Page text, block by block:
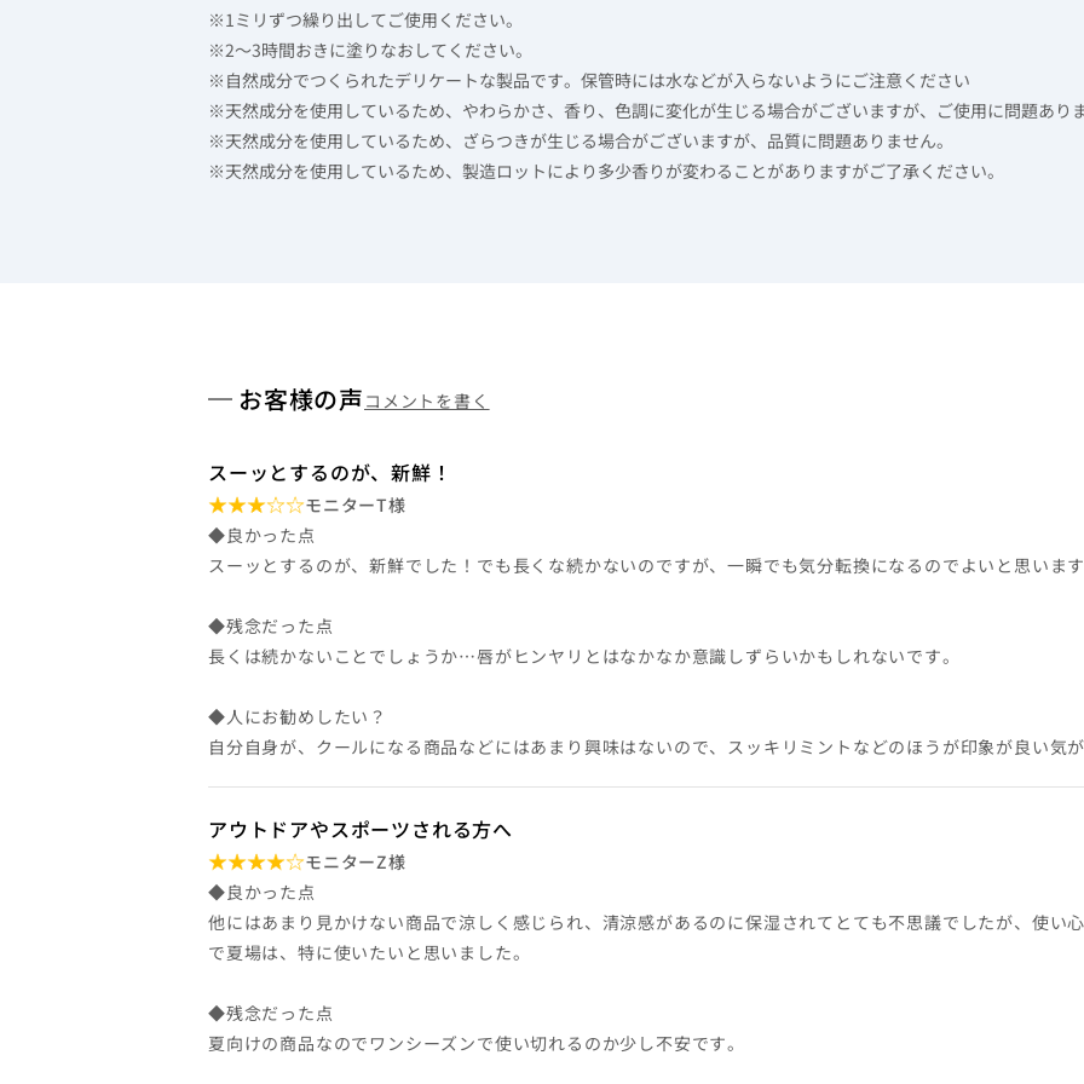
※1ミリずつ繰り出してご使用ください。
※2～3時間おきに塗りなおしてください。
※自然成分でつくられたデリケートな製品です。保管時には水などが入らないようにご注意ください
※天然成分を使用しているため、やわらかさ、香り、色調に変化が生じる場合がございますが、ご使用に問題あり
※天然成分を使用しているため、ざらつきが生じる場合がございますが、品質に問題ありません。
※天然成分を使用しているため、製造ロットにより多少香りが変わることがありますがご了承ください。
お客様の声 コメントを書く
スーッとするのが、新鮮！
モニターT様
◆良かった点
スーッとするのが、新鮮でした！でも長くな続かないのですが、一瞬でも気分転換になるのでよいと思いま
◆残念だった点
長くは続かないことでしょうか…唇がヒンヤリとはなかなか意識しずらいかもしれないです。
◆人にお勧めしたい？
自分自身が、クールになる商品などにはあまり興味はないので、スッキリミントなどのほうが印象が良い気
アウトドアやスポーツされる方へ
モニターZ様
◆良かった点
他にはあまり見かけない商品で涼しく感じられ、清涼感があるのに保湿されてとても不思議でしたが、使い
で夏場は、特に使いたいと思いました。
◆残念だった点
夏向けの商品なのでワンシーズンで使い切れるのか少し不安です。